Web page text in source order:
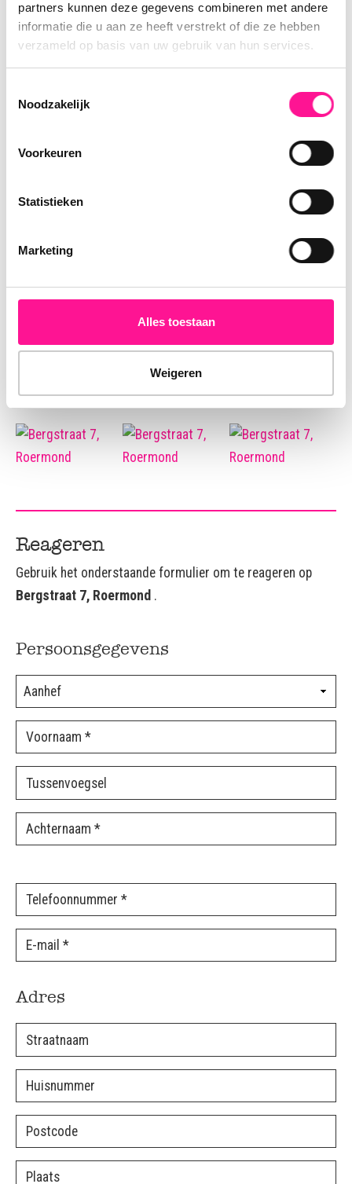
partners kunnen deze gegevens combineren met andere
informatie die u aan ze heeft verstrekt of die ze hebben
verzameld op basis van uw gebruik van hun services.
Noodzakelijk
Voorkeuren
Statistieken
Marketing
Alles toestaan
Weigeren
Treinstation
Op 1500 m tot 2000 m
Bushalte
Op 1500 m tot 2000 m
Media
Reageren
Gebruik het onderstaande formulier om te reageren op
Bergstraat 7, Roermond .
Persoonsgegevens
Adres